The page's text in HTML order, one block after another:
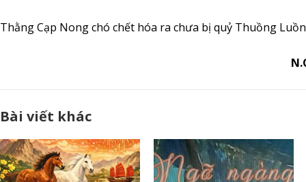
Thằng Cạp Nong chó chết hóa ra chưa bị quỷ Thuồng
Bài viết khác